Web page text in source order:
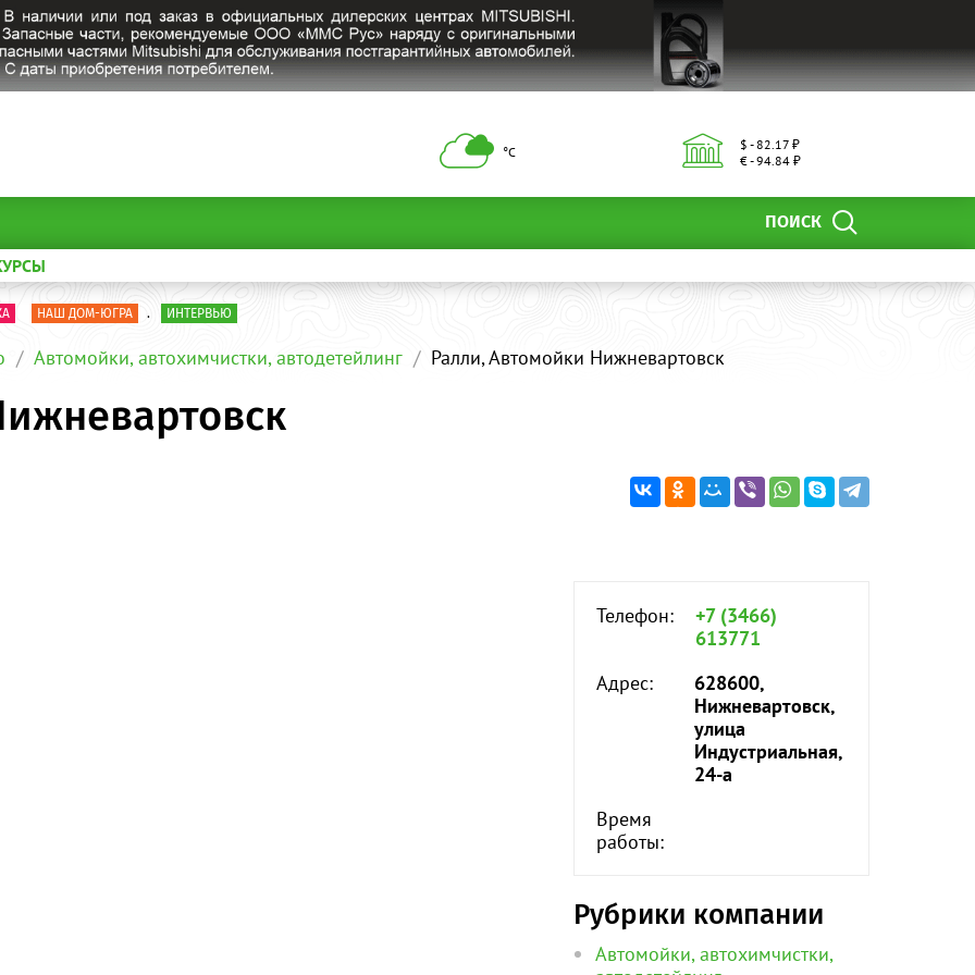
°С
$ - 82.17 ₽
€ - 94.84 ₽
ПОИСК
НАШ ДОМ-ЮГРА . ИНТЕРВЬЮ
Автомойки, автохимчистки, автодетейлинг Ралли, Автомойки Нижневартовск
Телефон:
+7 (3466)
613771
Адрес:
628600,
Нижневартовск,
улица
Индустриальная,
24-а
Время
работы:
Рубрики компании
Автомойки, автохимчистки,